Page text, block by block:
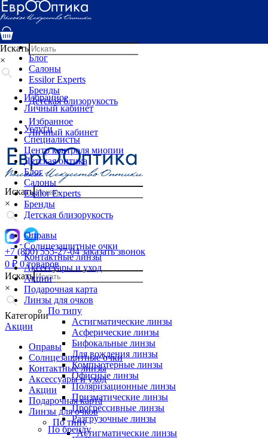
Услуги
Специалисты
Детская оптика
Блог
Салоны
Essilor Experts
Бренды
Детская близорукость
Избранное
Личный кабинет
Искать
×
+7 (800) 555-27-04 заказать звонок
0 ₽ 0 товаров
Искать
×
Категории
Акции
Оправы
Солнцезащитные очки
Контактные линзы
Аксессуары и уход
Акции
Подарочная карта
Линзы для очков
По типу
Астигматические линзы
Искать
×
Избранное
Личный кабинет
Услуги
Специалисты
Центр контроля миопии
Детская оптика
Блог
Салоны
Essilor Experts
Бренды
Детская близорукость
Оправы
Солнцезащитные очки
Контактные линзы
Аксессуары и уход
Акции
Подарочная карта
Линзы для очков
По типу
Астигматические линзы
Асферические линзы
Бифокальные линзы
Для вождения линзы
Компьютерные линзы
Офисные линзы
Поляризационные линзы
Призматические линзы
Прогрессивные линзы
Разгрузочные линзы
По бренду